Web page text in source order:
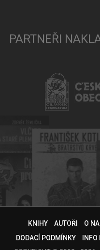
PARTNEŘI
KNIHY AUTOŘI O
DODACÍ PODMÍNKY